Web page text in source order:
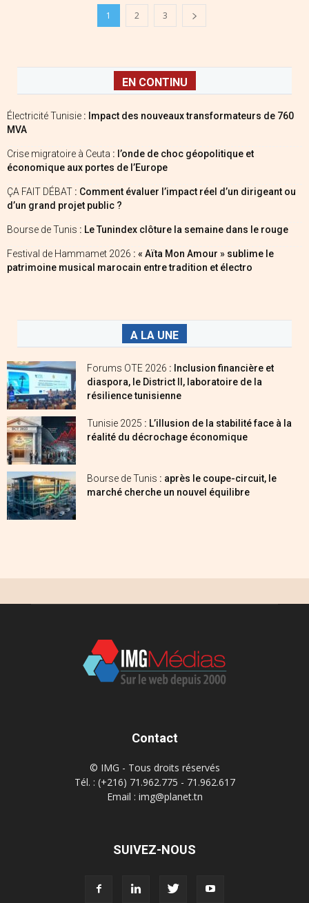
1 2 3
EN CONTINU
Électricité Tunisie : Impact des nouveaux transformateurs de 760
MVA
Crise migratoire à Ceuta : l’onde de choc géopolitique et
économique aux portes de l’Europe
ÇA FAIT DÉBAT : Comment évaluer l’impact réel d’un dirigeant ou
d’un grand projet public ?
Bourse de Tunis : Le Tunindex clôture la semaine dans le rouge
Festival de Hammamet 2026 : « Aïta Mon Amour » sublime le
patrimoine musical marocain entre tradition et électro
A LA UNE
Forums OTE 2026 : Inclusion financière et
diaspora, le District II, laboratoire de la
résilience tunisienne
Tunisie 2025 : L’illusion de la stabilité face à la
réalité du décrochage économique
Bourse de Tunis : après le coupe-circuit, le
marché cherche un nouvel équilibre
Contact
© IMG - Tous droits réservés
Tél. : (+216) 71.962.775 - 71.962.617
Email : img@planet.tn
SUIVEZ-NOUS